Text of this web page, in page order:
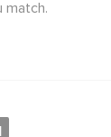
match.